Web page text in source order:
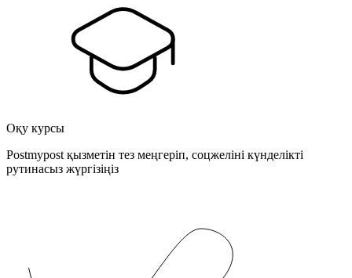
Оқу курсы
Postmypost қызметін тез меңгеріп, соцжеліні күнделікті
рутинасыз жүргізіңіз